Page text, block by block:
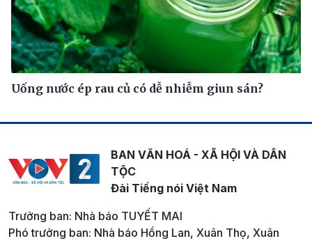
Uống nước ép rau củ có dễ nhiễm giun sán?
BAN VĂN HOÁ - XÃ HỘI VÀ DÂN
TỘC
Đài Tiếng nói Việt Nam
Trưởng ban: Nhà báo TUYẾT MAI
Phó trưởng ban: Nhà báo Hồng Lan, Xuân Thọ, Xuân